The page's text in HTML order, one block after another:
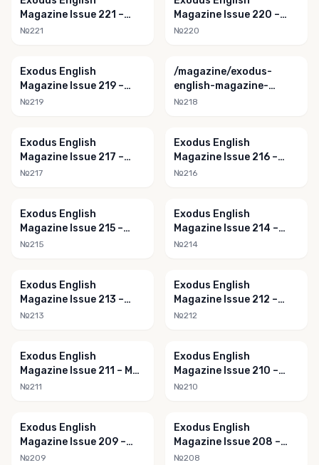
Magazine Issue 221 –
March 2021
№221
Magazine Issue 220 –
February 2021
№220
Exodus English
Magazine Issue 219 –
January 2021
№219
/magazine/exodus-
english-magazine-
issue-218-december-
№218
Exodus English
Magazine Issue 217 –
November 2020
№217
Exodus English
Magazine Issue 216 –
October 2020
№216
Exodus English
Magazine Issue 215 –
September 2020
№215
Exodus English
Magazine Issue 214 –
August 2020
№214
Exodus English
Magazine Issue 213 –
July 2020
№213
Exodus English
Magazine Issue 212 –
June 2020
№212
Exodus English
Magazine Issue 211 – May
2020
№211
Exodus English
Magazine Issue 210 –
April 2020
№210
Exodus English
Magazine Issue 209 –
March 2020
№209
Exodus English
Magazine Issue 208 –
February 2020
№208